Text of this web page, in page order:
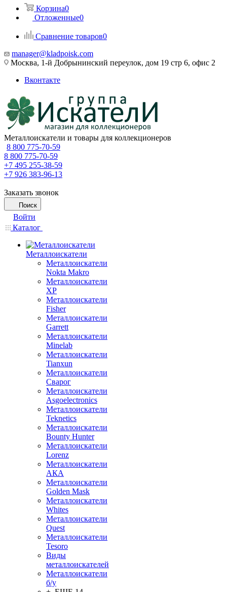
Корзина0
Отложенные0
Сравнение товаров0
manager@kladpoisk.com
Москва, 1-й Добрынинский переулок, дом 19 стр 6, офис 2
Вконтакте
Металлоискатели и товары для коллекционеров
8 800 775-70-59
8 800 775-70-59
+7 495 255-38-59
+7 926 383-96-13
Заказать звонок
Поиск
Войти
Каталог
Металлоискатели
Металлоискатели
Nokta Makro
Металлоискатели
XP
Металлоискатели
Fisher
Металлоискатели
Garrett
Металлоискатели
Minelab
Металлоискатели
Tianxun
Металлоискатели
Сварог
Металлоискатели
Asgoelectronics
Металлоискатели
Teknetics
Металлоискатели
Bounty Hunter
Металлоискатели
Lorenz
Металлоискатели
АКА
Металлоискатели
Golden Mask
Металлоискатели
Whites
Металлоискатели
Quest
Металлоискатели
Tesoro
Виды
металлоискателей
Металлоискатели
б/у